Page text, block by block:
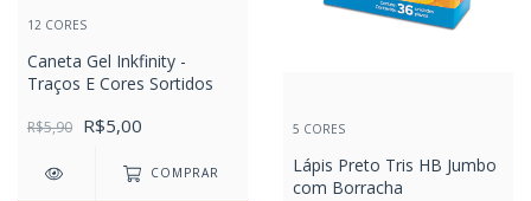
12 CORES
Caneta Gel Inkfinity -
Traços E Cores Sortidos
R$5,90 R$5,00
COMPRAR
5 CORES
Lápis Preto Tris HB Jumbo
com Borracha